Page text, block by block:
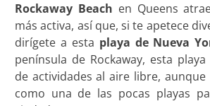
Rockaway Beach en Queens
más activa, así que, si te apetece
dirígete a esta playa de Nueva
península de Rockaway, esta
de actividades al aire libre, aunque
como una de las pocas playas